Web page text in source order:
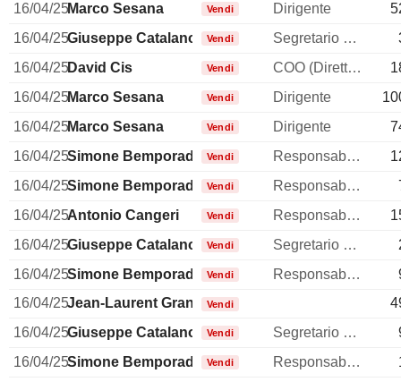
16/04/25Marco Sesana Vendi Dirigente
16/04/25Giuseppe Catalano Vendi Segretario generale
16/04/25David Cis Vendi COO (Direttore operativo)
16/04/25Marco Sesana Vendi Dirigente
16/04/25Marco Sesana Vendi Dirigente
16/04/25Simone Bemporad Vendi Responsabile della comunicazione
16/04/25Simone Bemporad Vendi Responsabile della comunicazione
16/04/25Antonio Cangeri Vendi Responsabile affari legali
16/04/25Giuseppe Catalano Vendi Segretario generale
16/04/25Simone Bemporad Vendi Responsabile della comunicazione
16/04/25Jean-Laurent GranierVendi
16/04/25Giuseppe Catalano Vendi Segretario generale
16/04/25Simone Bemporad Vendi Responsabile della comunicazione